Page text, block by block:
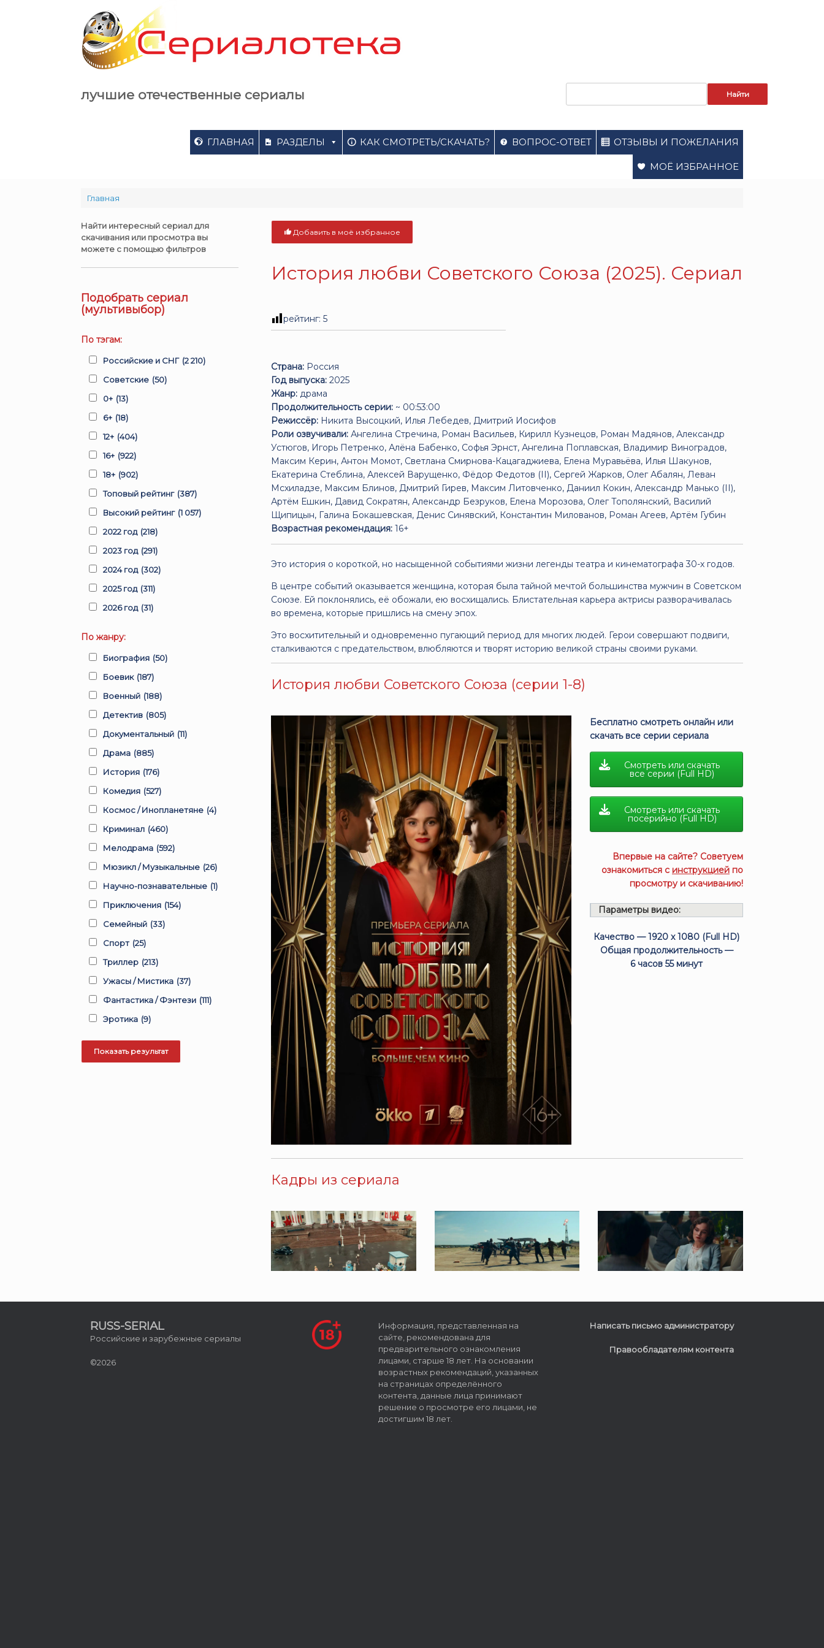
лучшие отечественные сериалы
ГЛАВНАЯ РАЗДЕЛЫ КАК СМОТРЕТЬ/СКАЧАТЬ? ВОПРОС-ОТВЕТ ОТЗЫВЫ И ПОЖЕЛАНИЯ
МОЁ ИЗБРАННОЕ
Главная
Добавить в моё избранное
История любви Советского Союза (2025). Сериал
рейтинг:5
Страна: Россия
Год выпуска: 2025
Жанр: драма
Продолжительность серии: ~ 00:53:00
Режиссёр: Никита Высоцкий, Илья Лебедев, Дмитрий Иосифов
Роли озвучивали: Ангелина Стречина, Роман Васильев, Кирилл Кузнецов, Роман Мадянов, Александр
Устюгов, Игорь Петренко, Алёна Бабенко, Софья Эрнст, Ангелина Поплавская, Владимир Виноградов,
Максим Керин, Антон Момот, Светлана Смирнова-Кацагаджиева, Елена Муравьёва, Илья Шакунов,
Екатерина Стеблина, Алексей Варущенко, Фёдор Федотов (II), Сергей Жарков, Олег Абалян, Леван
Мсхиладзе, Максим Блинов, Дмитрий Гирев, Максим Литовченко, Даниил Кокин, Александр Манько (II),
Артём Ешкин, Давид Сократян, Александр Безруков, Елена Морозова, Олег Тополянский, Василий
Щипицын, Галина Бокашевская, Денис Синявский, Константин Милованов, Роман Агеев, Артём Губин
Возрастная рекомендация: 16+
Это история о короткой, но насыщенной событиями жизни легенды театра и кинематографа 30-х годов.
В центре событий оказывается женщина, которая была тайной мечтой большинства мужчин в Советском
Союзе. Ей поклонялись, её обожали, ею восхищались. Блистательная карьера актрисы разворачивалась
во времена, которые пришлись на смену эпох.
Это восхитительный и одновременно пугающий период для многих людей. Герои совершают подвиги,
сталкиваются с предательством, влюбляются и творят историю великой страны своими руками.
История любви Советского Союза (серии 1-8)
Бесплатно смотреть онлайн или
скачать все серии сериала
Смотреть или скачать
все серии (Full HD)
Смотреть или скачать
посерийно (Full HD)
Впервые на сайте? Советуем
ознакомиться с инструкцией по
просмотру и скачиванию!
Параметры видео:
Качество — 1920 x 1080 (Full HD)
Общая продолжительность —
6 часов 55 минут
Кадры из сериала
Найти интересный сериал для
скачивания или просмотра вы
можете с помощью фильтров
Подобрать сериал
(мультивыбор)
По тэгам:
Российские и СНГ (2 210)
Советские (50)
0+ (13)
6+ (18)
12+ (404)
16+ (922)
18+ (902)
Топовый рейтинг (387)
Высокий рейтинг (1 057)
2022 год (218)
2023 год (291)
2024 год (302)
2025 год (311)
2026 год (31)
По жанру:
Биография (50)
Боевик (187)
Военный (188)
Детектив (805)
Документальный (11)
Драма (885)
История (176)
Комедия (527)
Космос / Инопланетяне (4)
Криминал (460)
Мелодрама (592)
Мюзикл / Музыкальные (26)
Научно-познавательные (1)
Приключения (154)
Семейный (33)
Спорт (25)
Триллер (213)
Ужасы / Мистика (37)
Фантастика / Фэнтези (111)
Эротика (9)
RUSS-SERIAL
Российские и зарубежные сериалы
©2026
Информация, представленная на
сайте, рекомендована для
предварительного ознакомления
лицами, старше 18 лет. На основании
возрастных рекомендаций, указанных
на страницах определённого
контента, данные лица принимают
решение о просмотре его лицами, не
достигшим 18 лет.
Написать письмо администратору
Правообладателям контента